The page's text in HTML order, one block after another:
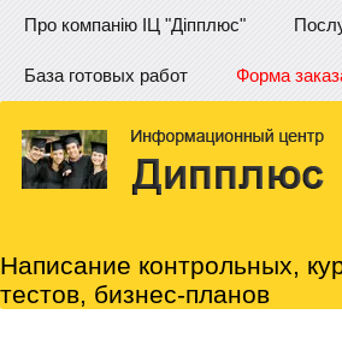
Про компанію ІЦ "Діпплюс"
База готовых работ Форма
Написание контрольных,
тестов, бизнес-планов